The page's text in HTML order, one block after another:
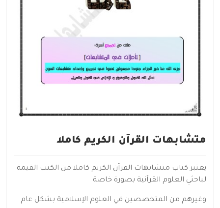
متشابهات القرآن الكريم كاملا
يعتبر كتاب متشابهات القرآن الكريم كاملا من الكتب القيمة
لباحثي العلوم القرآنية بصورة خاصة
وغيرهم من المتخصصين في العلوم الإسلامية بشكل عام